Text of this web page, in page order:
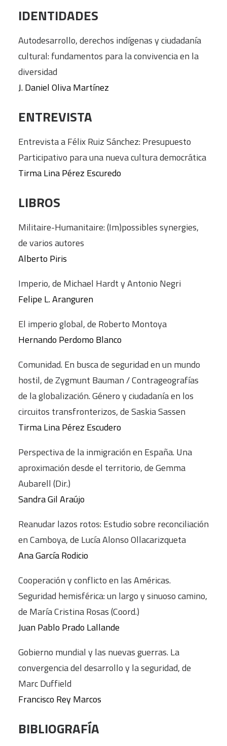
IDENTIDADES
Autodesarrollo, derechos indígenas y ciudadanía
cultural: fundamentos para la convivencia en la
diversidad
J. Daniel Oliva Martínez
ENTREVISTA
Entrevista a Félix Ruiz Sánchez: Presupuesto
Participativo para una nueva cultura democrática
Tirma Lina Pérez Escuredo
LIBROS
Militaire-Humanitaire: (Im)possibles synergies,
de varios autores
Alberto Piris
Imperio, de Michael Hardt y Antonio Negri
Felipe L. Aranguren
El imperio global, de Roberto Montoya
Hernando Perdomo Blanco
Comunidad. En busca de seguridad en un mundo
hostil, de Zygmunt Bauman / Contrageografías
de la globalización. Género y ciudadanía en los
circuitos transfronterizos, de Saskia Sassen
Tirma Lina Pérez Escudero
Perspectiva de la inmigración en España. Una
aproximación desde el territorio, de Gemma
Aubarell (Dir.)
Sandra Gil Araújo
Reanudar lazos rotos: Estudio sobre reconciliación
en Camboya, de Lucía Alonso Ollacarizqueta
Ana García Rodicio
Cooperación y conflicto en las Américas.
Seguridad hemisférica: un largo y sinuoso camino,
de María Cristina Rosas (Coord.)
Juan Pablo Prado Lallande
Gobierno mundial y las nuevas guerras. La
convergencia del desarrollo y la seguridad, de
Marc Duffield
Francisco Rey Marcos
BIBLIOGRAFÍA